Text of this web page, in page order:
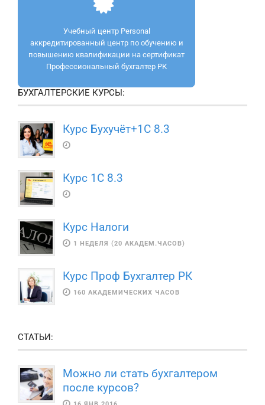
Учебный центр Personal
аккредитированный центр по обучению и
повышению квалификации на сертификат
Профессиональный бухгалтер РК
БУХГАЛТЕРСКИЕ КУРСЫ:
Курс Бухучёт+1С 8.3
Курс 1С 8.3
Курс Налоги
1 НЕДЕЛЯ (20 АКАДЕМ.ЧАСОВ)
Курс Проф Бухгалтер РК
160 АКАДЕМИЧЕСКИХ ЧАСОВ
СТАТЬИ:
Можно ли стать бухгалтером
после курсов?